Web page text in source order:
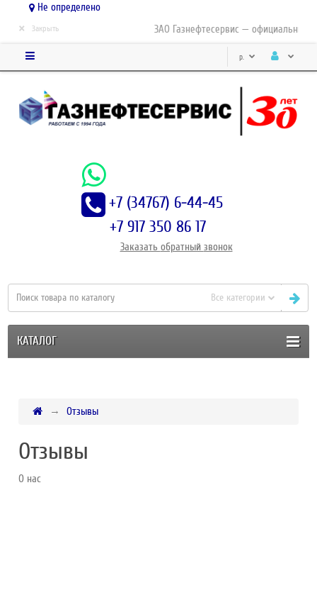
Не определено
ЗАО Газнефтесервис — официальный
× Закрыть
р.
+7 (34767) 6-44-45
+7 917 350 86 17
Заказать обратный звонок
Все категории
КАТАЛОГ
Отзывы
Отзывы
О нас